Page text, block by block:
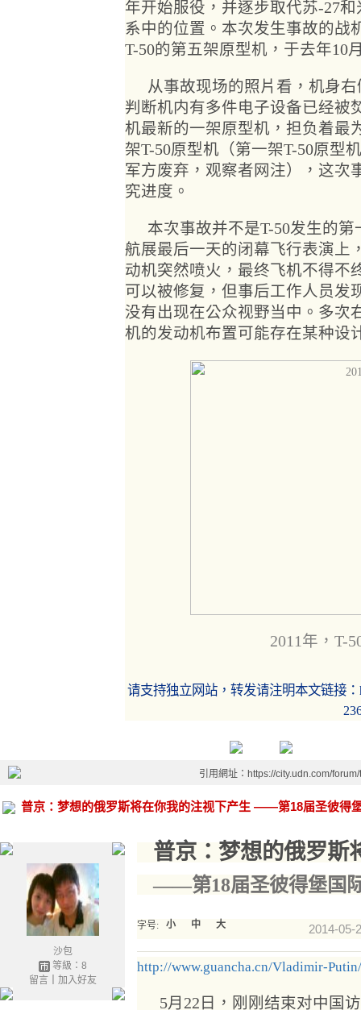
年开始服役，并逐步取代苏-27
系中的位置。本次发生事故的战
T-50的第五架原型机，于去年10
从事故现场的照片看，机身
判断机内有多件电子设备已经被
机最新的一架原型机，担负着最
架T-50原型机（第一架T-50原型
军方废弃，观察者网注），这次
究进度。
本次事故并不是T-50发生的
航展最后一天的闭幕飞行表演上
动机突然喷火，最终飞机不得不
可以被修复，但事后工作人员发
没有出现在公众视野当中。多次
机的发动机布置可能存在某种设
2011年，T-
请支持独立网站，转发请注明本文链接：
引用網址：https://city.udn.com/
普京：梦想的俄罗斯将在你我的注视下产生 ——第18届圣彼得
沙包
等級：8
留言｜ 加入好友
普京：梦想的俄罗斯
——第18届圣彼得堡国
字号: 小 中 大 2014-05-
http://www.guancha.cn/Vladimir-
5月22日，刚刚结束对中国